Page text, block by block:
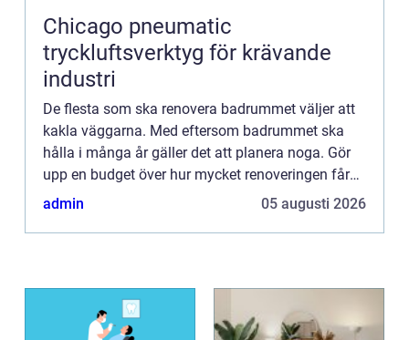
Chicago pneumatic
tryckluftsverktyg för krävande
industri
De flesta som ska renovera badrummet väljer att
kakla väggarna. Med eftersom badrummet ska
hålla i många år gäller det att planera noga. Gör
upp en budget över hur mycket renoveringen får
kosta. Det finns nämligen mycket kakel som är
admin 05 augusti 2026